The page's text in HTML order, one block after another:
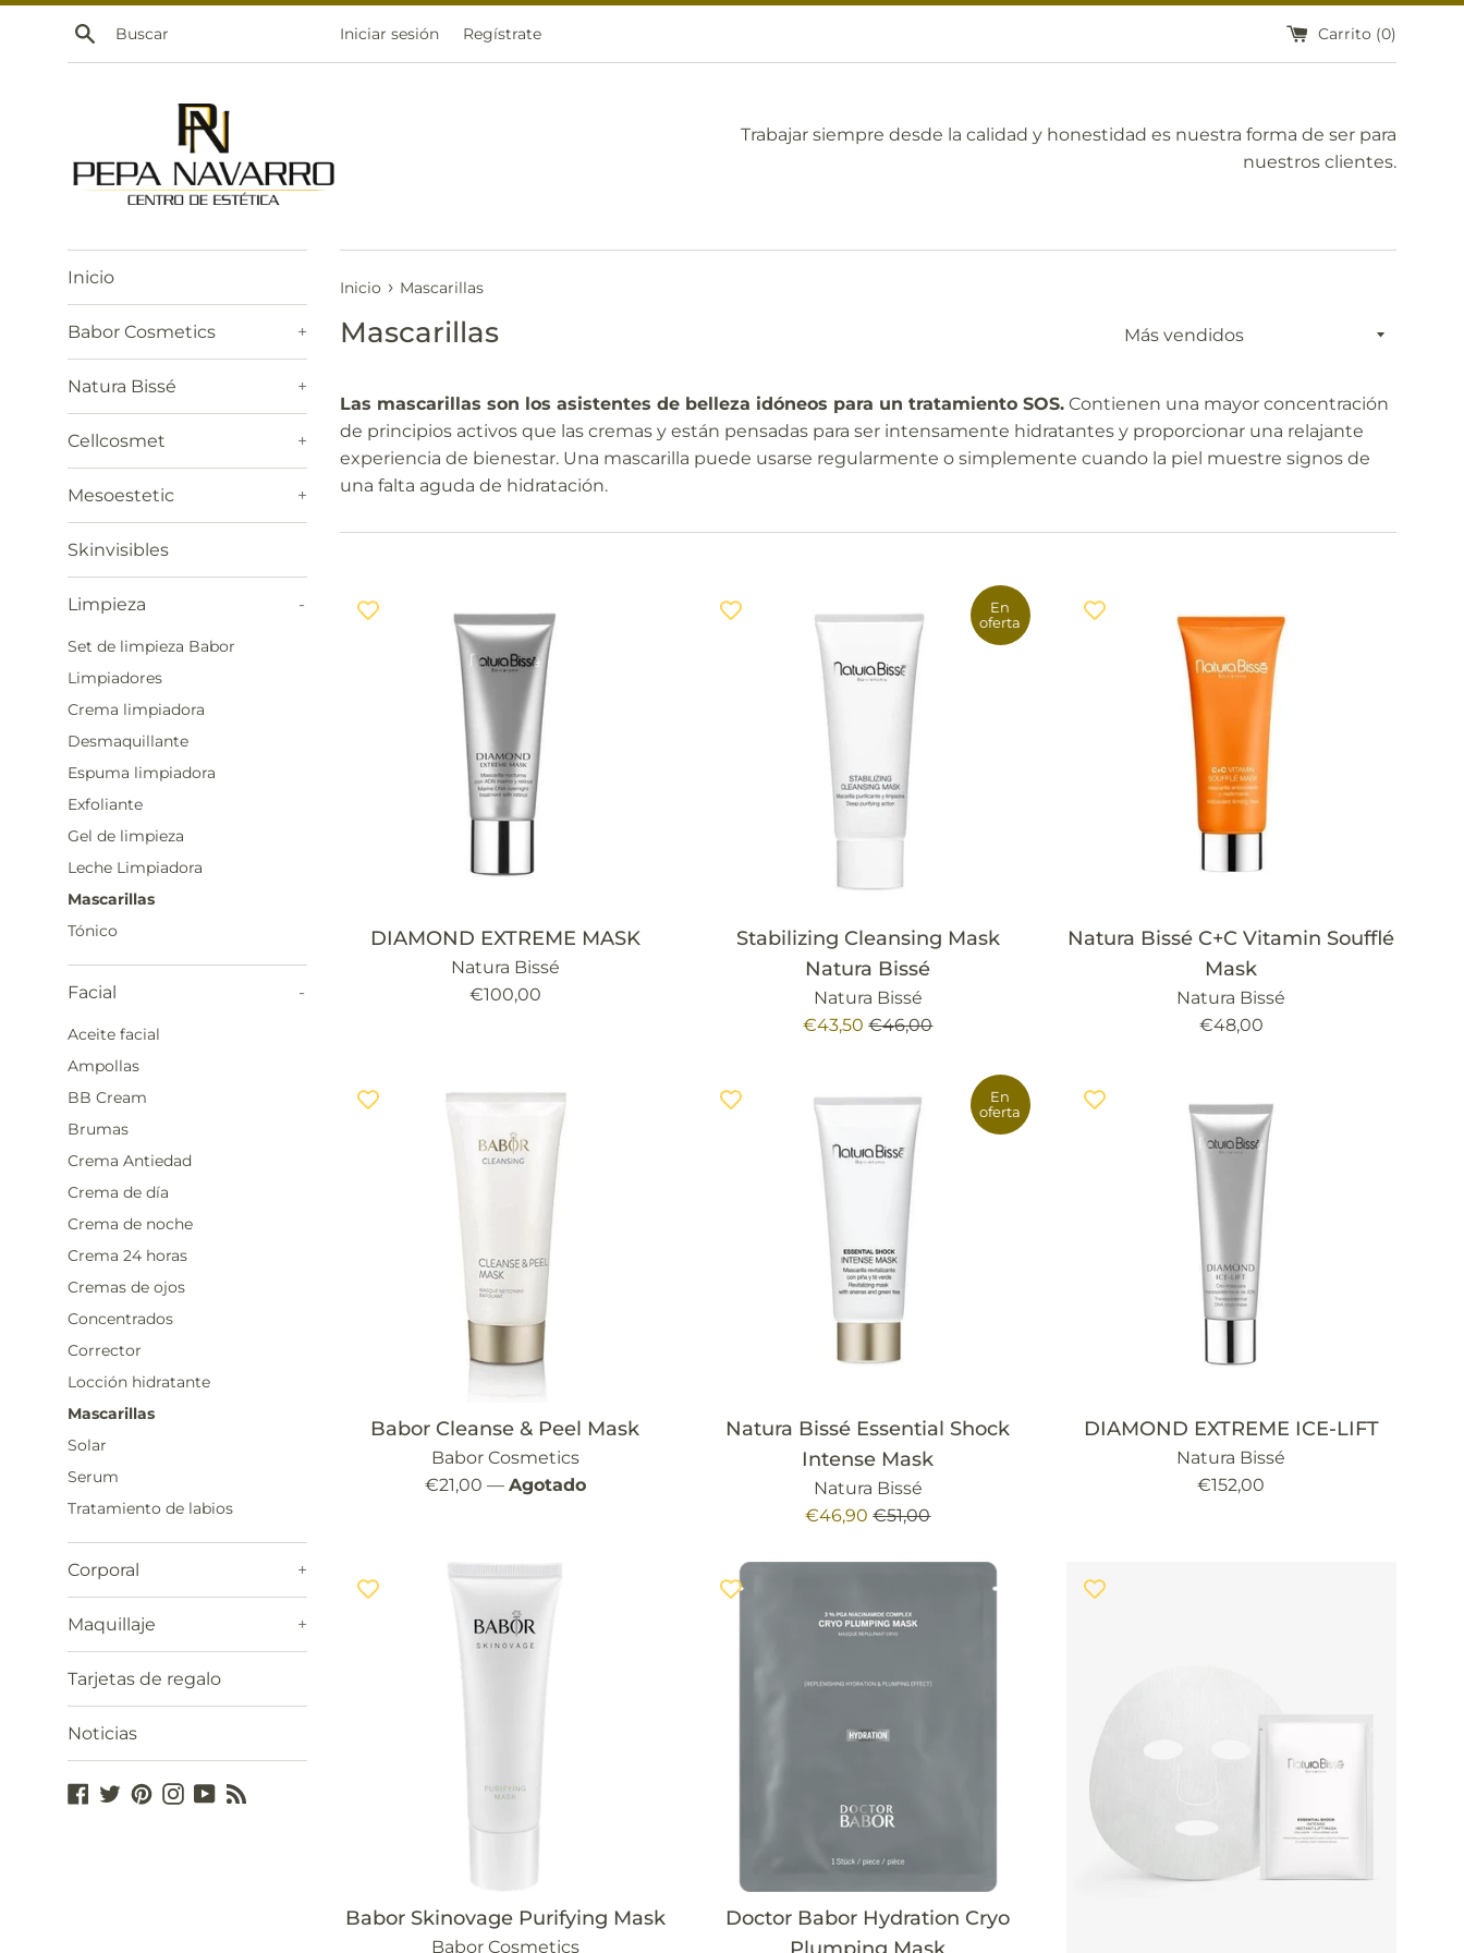
Ir
directamenteBuscar Iniciar sesión Regístrate Carrito (0)
Trabajar siempre desde la calidad y honestidad es nuestra forma de ser para
nuestros clientes.
Inicio
Babor Cosmetics +
Natura Bissé +
Cellcosmet +
Mesoestetic +
Skinvisibles
Limpieza -
Set de limpieza Babor
Limpiadores
Crema limpiadora
Desmaquillante
Espuma limpiadora
Exfoliante
Gel de limpieza
Leche Limpiadora
Mascarillas
Tónico
Facial -
Aceite facial
Ampollas
BB Cream
Brumas
Crema Antiedad
Crema de día
Crema de noche
Crema 24 horas
Cremas de ojos
Concentrados
Corrector
Locción hidratante
Mascarillas
Solar
Serum
Tratamiento de labios
Corporal +
Maquillaje +
Tarjetas de regalo
Noticias
Facebook
TwitterPinterest
Instagram
YouTube
Inicio › Mascarillas
Mascarillas
Ordenar
Las mascarillas son los asistentes de belleza idóneos para un tratamiento SOS. Contienen una mayor concentración
de principios activos que las cremas y están pensadas para ser intensamente hidratantes y proporcionar una relajante
experiencia de bienestar. Una mascarilla puede usarse regularmente o simplemente cuando la piel muestre signos de
una falta aguda de hidratación.
DIAMOND EXTREME MASK
Natura Bissé
Precio
€100,00
Stabilizing Cleansing Mask
Natura Bissé
Natura Bissé
Precio
€43,50Precio
€46,00
En
oferta
Natura Bissé C+C Vitamin Soufflé
Mask
Natura Bissé
Precio
€48,00
Babor Cleanse & Peel Mask
Babor Cosmetics
Precio
€21,00 — Agotado
Natura Bissé Essential Shock
Intense Mask
Natura Bissé
Precio
venta
€46,90Precio
€51,00
En
oferta
DIAMOND EXTREME ICE-LIFT
Natura Bissé
Precio
€152,00
Babor Skinovage Purifying Mask
Babor Cosmetics
Doctor Babor Hydration Cryo
Plumping Mask